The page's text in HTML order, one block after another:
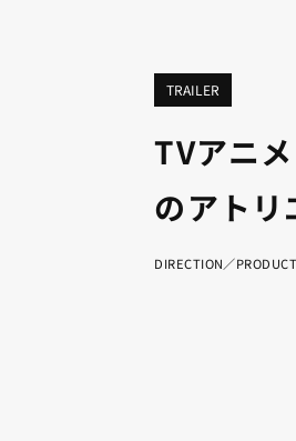
TRAILER
TVアニ
のアトリ
DIRECTION／